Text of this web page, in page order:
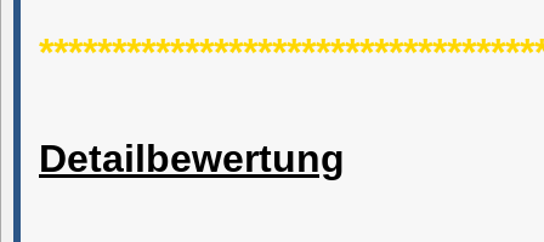
Detailbewertung